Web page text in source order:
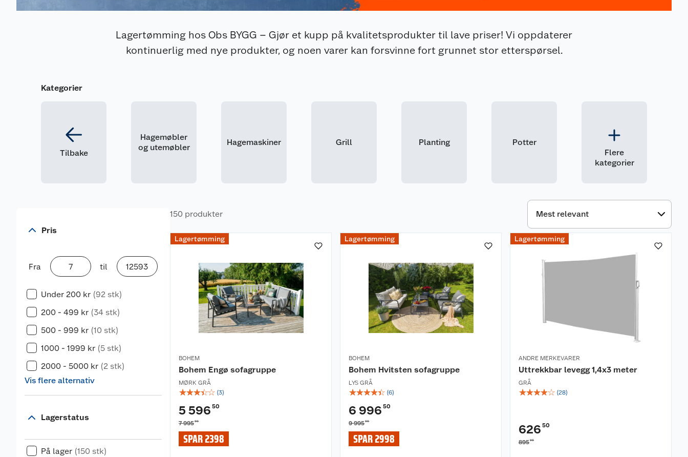
Lagertømming hos Obs BYGG – Gjør et kupp på kvalitetsprodukter til lave priser! Vi oppdaterer
kontinuerlig med nye produkter, og noen varer kan forsvinne fort grunnet stor etterspørsel.
Kategorier
Tilbake
Hagemøbler
og utemøbler
Hagemaskiner Grill Planting
Potter
Flere
kategorier
Pris
Fra til
Under 200 kr (92 stk)
200 - 499 kr (34 stk)
500 - 999 kr (10 stk)
1000 - 1999 kr (5 stk)
2000 - 5000 kr (2 stk)
Vis flere alternativ
Lagerstatus
På lager (150 stk)
150 produkter
Lagertømming
BOHEM
Bohem Engø sofagruppe
MØRK GRÅ
☆☆☆☆☆ (3)
5 596 50
7 99500
SPAR 2398
Lagertømming
BOHEM
Bohem Hvitsten sofagruppe
LYS GRÅ
☆☆☆☆☆ (6)
6 996 50
9 99500
SPAR 2998
Lagertømming
ANDRE MERKEVARER
Uttrekkbar levegg 1,4x3 meter
GRÅ
☆☆☆☆☆ (28)
626 50
89500